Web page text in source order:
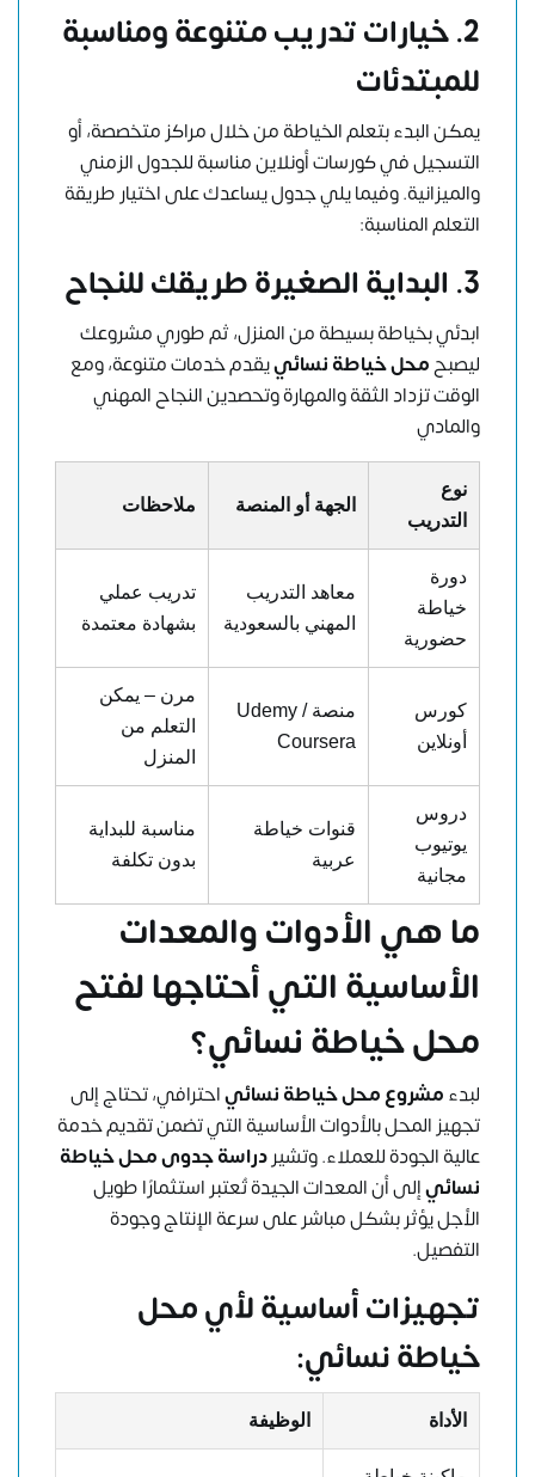
2. خيارات تدريب متنوعة ومناسبة
للمبتدئات
يمكن البدء بتعلم الخياطة من خلال مراكز متخصصة، أو
التسجيل في كورسات أونلاين مناسبة للجدول الزمني
والميزانية. وفيما يلي جدول يساعدك على اختيار طريقة
التعلم المناسبة:
3. البداية الصغيرة طريقك للنجاح
ابدئي بخياطة بسيطة من المنزل، ثم طوري مشروعك
ليصبحمحل خياطة نسائييقدم خدمات متنوعة، ومع
الوقت تزداد الثقة والمهارة وتحصدين النجاح المهني
والمادي
نوع
التدريب
الجهة أو المنصة ملاحظات
دورة
خياطة
حضورية
معاهد التدريب
المهني بالسعودية
تدريب عملي
بشهادة معتمدة
كورس
أونلاين
منصة Udemy /
Coursera
مرن – يمكن
التعلم من
المنزل
دروس
يوتيوب
مجانية
قنوات خياطة
عربية
مناسبة للبداية
بدون تكلفة
ما هي الأدوات والمعدات
الأساسية التي أحتاجها لفتح
محل خياطة نسائي؟
لبدءمشروع محل خياطة نسائياحترافي، تحتاج إلى
تجهيز المحل بالأدوات الأساسية التي تضمن تقديم خدمة
عالية الجودة للعملاء. وتشيردراسة جدوى محل خياطة
نسائيإلى أن المعدات الجيدة تُعتبر استثمارًا طويل
الأجل يؤثر بشكل مباشر على سرعة الإنتاج وجودة
التفصيل.
تجهيزات أساسية لأي محل
خياطة نسائي:
الأداة الوظيفة